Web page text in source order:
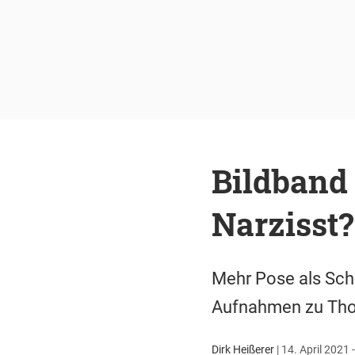
Narzisst?
Mehr Pose als
Aufnahmen zu
Dirk Heißerer| 14. April 2021